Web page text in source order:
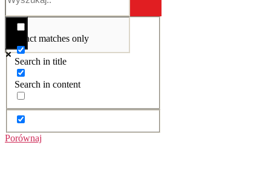
Exact matches only
Search in title
Search in content
Porównaj